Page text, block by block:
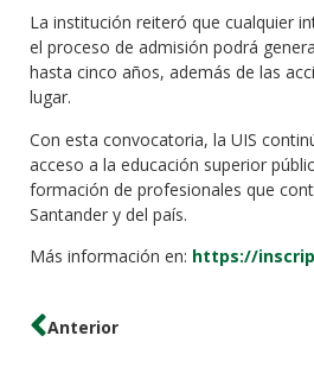
La institución reiteró que cualquier
el proceso de admisión podrá
hasta cinco años, además de las
lugar.
Con esta convocatoria, la UIS
acceso a la educación superior
formación de profesionales que
Santander y del país.
Más información en: https://
Anterior